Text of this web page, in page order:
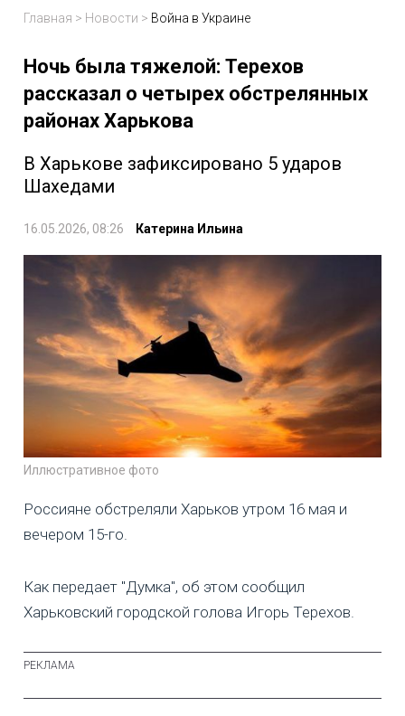
Главная > Новости > Война в Украине
Ночь была тяжелой: Терехов
рассказал о четырех обстрелянных
районах Харькова
В Харькове зафиксировано 5 ударов
Шахедами
16.05.2026, 08:26 Катерина Ильина
Иллюстративное фото
Россияне обстреляли Харьков утром 16 мая и
вечером 15-го.
Как передает "Думка", об этом сообщил
Харьковский городской голова Игорь Терехов.